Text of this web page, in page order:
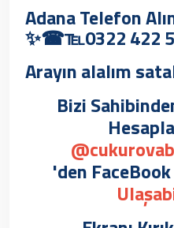
Adana Telefon
✨☎℡0322 422
Arayın alalım
Bizi
'den